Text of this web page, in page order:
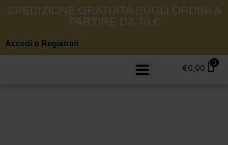
SPEDIZIONE GRATUITA SUGLI ORDINI A
PARTIRE DA 70 €
Accedi o Registrati
€0,00 0